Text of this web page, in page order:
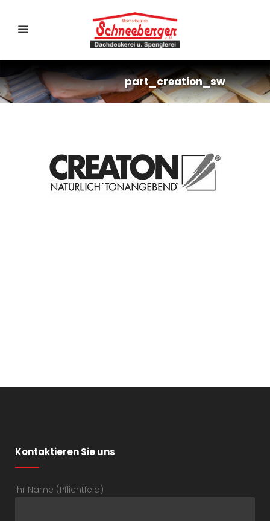
part_creation_sw
Kontaktieren Sie uns
Ihr Name (Pflichtfeld)